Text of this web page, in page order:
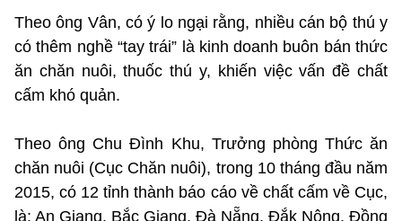
Theo ông Vân, có ý lo ngại rằng, nhiều cán bộ thú y
có thêm nghề “tay trái” là kinh doanh buôn bán thức
ăn chăn nuôi, thuốc thú y, khiến việc vấn đề chất
cấm khó quản.
Theo ông Chu Đình Khu, Trưởng phòng Thức ăn
chăn nuôi (Cục Chăn nuôi), trong 10 tháng đầu năm
2015, có 12 tỉnh thành báo cáo về chất cấm về Cục,
là: An Giang, Bắc Giang, Đà Nẵng, Đắk Nông, Đồng